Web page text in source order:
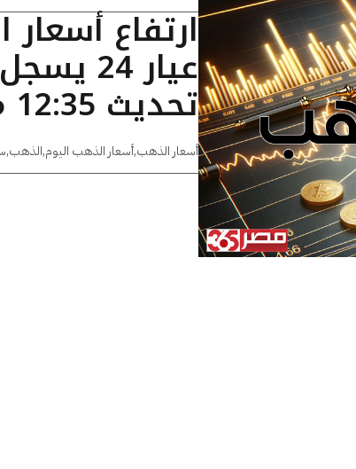
ارتفاع
تحديث 12:35 مساءًا
أسعار الذهب,أسعار الذهب اليوم,الذهب,